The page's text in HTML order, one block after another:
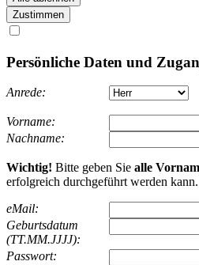
Persönliche Daten und
Anrede:
Vorname:
Nachname:
Wichtig! Bitte geben Sie alle
erfolgreich durchgeführt werden kann.
eMail:
Geburtsdatum
(TT.MM.JJJJ):
Passwort: